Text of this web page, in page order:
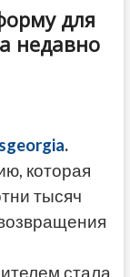
для
недавно
.
которая
тысяч
стала